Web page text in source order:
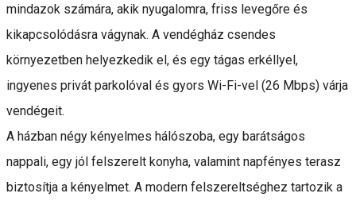
mindazok számára, akik nyugalomra, friss levegőre és
kikapcsolódásra vágynak. A vendégház csendes
környezetben helyezkedik el, és egy tágas erkéllyel,
ingyenes privát parkolóval és gyors Wi-Fi-vel (26 Mbps) várja
vendégeit.
A házban négy kényelmes hálószoba, egy barátságos
nappali, egy jól felszerelt konyha, valamint napfényes terasz
biztosítja a kényelmet. A modern felszereltséghez tartozik a